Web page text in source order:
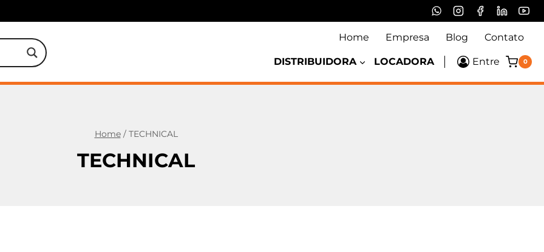
Home Empresa Blog Contato
DISTRIBUIDORA LOCADORA Entre 0
Home / TECHNICAL
TECHNICAL